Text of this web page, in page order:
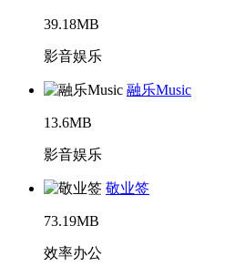
39.18MB
影音娱乐
融乐Music
13.6MB
影音娱乐
敬业签
73.19MB
效率办公